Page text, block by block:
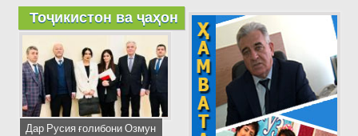
Тоҷикистон ва ҷаҳон
Дар Русия ғолибони Озмун